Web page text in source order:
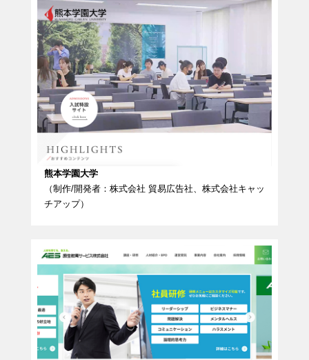
熊本学園大学
（制作/開発者：株式会社 貿易広告社、株式会社キャッ
チアップ）